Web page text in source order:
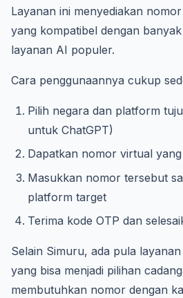
Layanan ini menyediakan
yang kompatibel dengan
layanan AI populer.
Cara penggunaannya cukup
Pilih negara dan platform
untuk ChatGPT)
Dapatkan nomor virtual yang
Masukkan nomor tersebut
platform target
Terima kode OTP dan
Selain Simuru, ada pula
yang bisa menjadi pilihan
membutuhkan nomor dengan